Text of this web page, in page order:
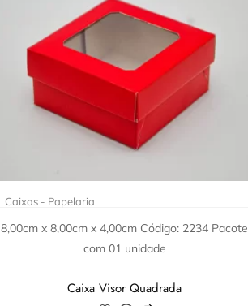
Caixas - Papelaria
8,00cm x 8,00cm x 4,00cm Código: 2234 Pacote
com 01 unidade
Caixa Visor Quadrada